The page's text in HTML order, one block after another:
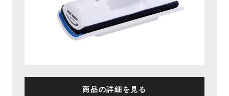
商品の詳細を見る